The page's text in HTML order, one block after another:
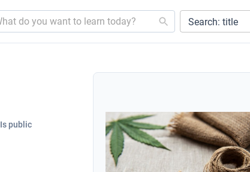
Search: title
Is public